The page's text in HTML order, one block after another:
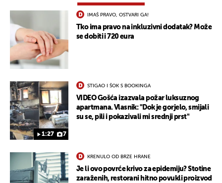
IMAŠ PRAVO, OSTVARI GA!
Tko ima pravo na inkluzivni dodatak? Može
se dobiti i 720 eura
1:27 7
STIGAO I ŠOK S BOOKINGA
VIDEO Gošća izazvala požar luksuznog
apartmana. Vlasnik: "Dok je gorjelo, smijali
su se, pili i pokazivali mi srednji prst"
KRENULO OD BRZE HRANE
Je li ovo povrće krivo za epidemiju? Stotine
zaraženih, restorani hitno povukli proizvod